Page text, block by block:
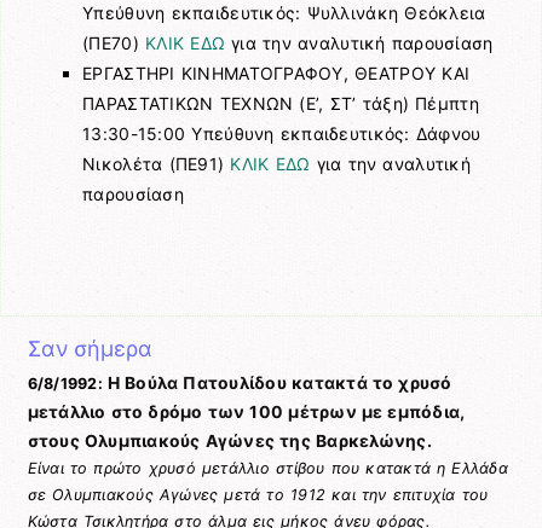
Υπεύθυνη εκπαιδευτικός: Ψυλλινάκη Θεόκλεια
(ΠΕ70) ΚΛΙΚ ΕΔΩ για την αναλυτική παρουσίαση
ΕΡΓΑΣΤΗΡΙ ΚΙΝΗΜΑΤΟΓΡΑΦΟΥ, ΘΕΑΤΡΟΥ ΚΑΙ
ΠΑΡΑΣΤΑΤΙΚΩΝ ΤΕΧΝΩΝ (Ε’, ΣΤ’ τάξη) Πέμπτη
13:30-15:00 Υπεύθυνη εκπαιδευτικός: Δάφνου
Νικολέτα (ΠΕ91) ΚΛΙΚ ΕΔΩ για την αναλυτική
παρουσίαση
Σαν σήμερα
6/8/1992: Η Βούλα Πατουλίδου κατακτά το χρυσό
μετάλλιο στο δρόμο των 100 μέτρων με εμπόδια,
στους Ολυμπιακούς Αγώνες της Βαρκελώνης.
Είναι το πρώτο χρυσό μετάλλιο στίβου που κατακτά η Ελλάδα
σε Ολυμπιακούς Αγώνες μετά το 1912 και την επιτυχία του
Κώστα Τσικλητήρα στο άλμα εις μήκος άνευ φόρας.